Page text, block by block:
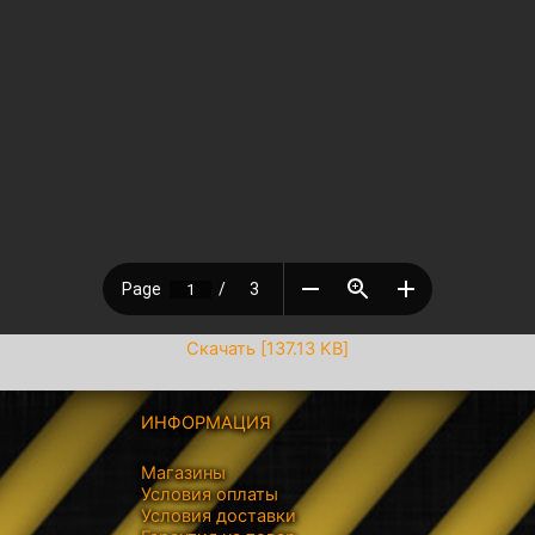
Скачать [137.13 KB]
ИНФОРМАЦИЯ
Магазины
Условия оплаты
Условия доставки